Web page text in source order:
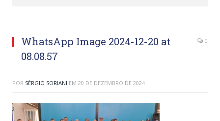
WhatsApp Image 2024-12-20 at
08.08.57
0
POR SÉRGIO SORIANI EM 20 DE DEZEMBRO DE 2024